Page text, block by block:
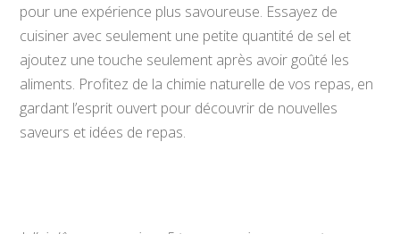
pour une expérience plus savoureuse. Essayez de
cuisiner avec seulement une petite quantité de sel et
ajoutez une touche seulement après avoir goûté les
aliments. Profitez de la chimie naturelle de vos repas, en
gardant l’esprit ouvert pour découvrir de nouvelles
saveurs et idées de repas.